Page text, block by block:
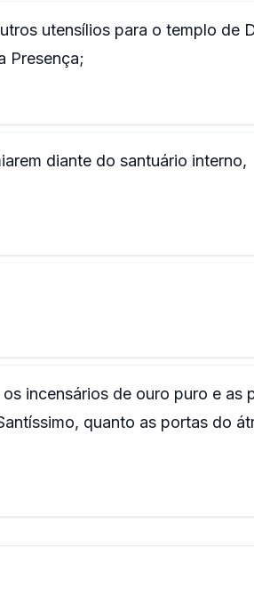
utensílios para o templo de
Presença;
diante do santuário interno,
incensários de ouro puro e as
quanto as portas do